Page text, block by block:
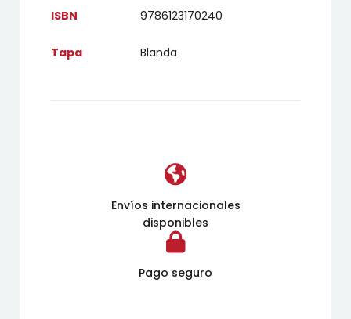
ISBN 9786123170240
Tapa Blanda
Envíos internacionales
disponibles
Pago seguro